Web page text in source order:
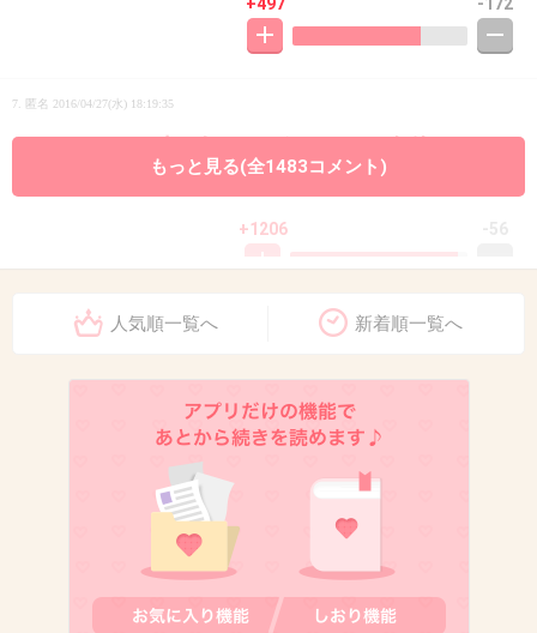
7. 匿名 2016/04/27(水) 18:19:35
てかメンバー中3人サングラスって全体バラン
スおかしいから！！
+1206
2016/04/27(水) 18:19:39
オシャレと思ってしてるんだろうけど変！！！
+818
2016/04/27(水) 18:19:41
右が、太った吾郎ちゃんかと思ったSMAPの
+383
もっと見る(全1483コメント)
人気順一覧へ 新着順一覧へ